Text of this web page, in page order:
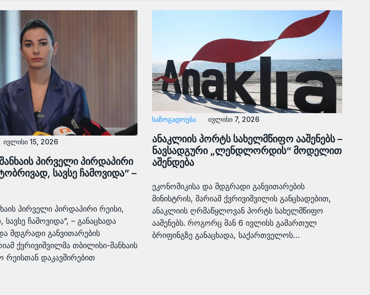
ივლისი 15, 2026
პირველი პირდაპირი
სავსე ჩამოვიდა” –
პირველი პირდაპირი რეისი,
ჩამოვიდა”, – განაცხადა
მდგრადი განვითარების
ქვრივიშვილმა თბილისი-შანხაის
რეისთან დაკავშირებით
ᲡᲐᲖᲝᲒᲐᲓᲝᲔᲑᲐ ივლისი 7, 2026
ანაკლიის პორტს სახელმწიფო ააშენებს –
ნავსადგური „ლენდლორდის“ მოდელით
აშენდება
ეკონომიკისა და მდგრადი განვითარების
მინისტრის, მარიამ ქვრივიშვილის განცხადებით,
ანაკლიის ღრმაწყლოვან პორტს სახელმწიფო
ააშენებს. როგორც მან 6 ივლისს გამართულ
ბრიფინგზე განაცხადა, საქართველოს…